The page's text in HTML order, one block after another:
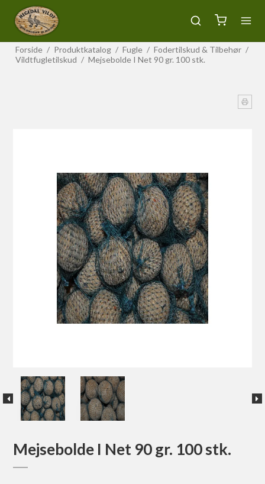
Forside / Produktkatalog / Fugle / Fodertilskud & Tilbehør /
Vildtfugletilskud / Mejsebolde I Net 90 gr. 100 stk.
Mejsebolde I Net 90 gr. 100 stk.